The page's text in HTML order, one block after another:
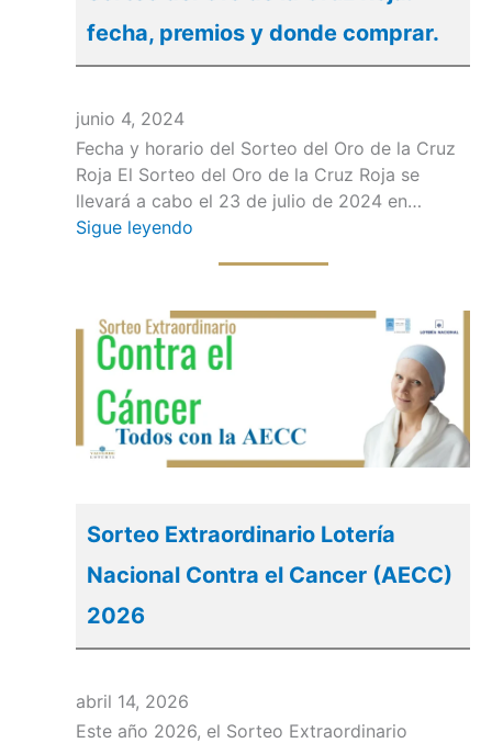
fecha, premios y donde comprar.
junio 4, 2024
Fecha y horario del Sorteo del Oro de la Cruz
Roja El Sorteo del Oro de la Cruz Roja se
llevará a cabo el 23 de julio de 2024 en…
Sigue leyendo
Sorteo Extraordinario Lotería
Nacional Contra el Cancer (AECC)
2026
abril 14, 2026
Este año 2026, el Sorteo Extraordinario